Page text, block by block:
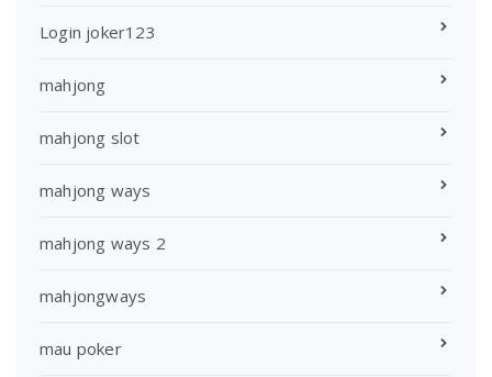
Login joker123
mahjong
mahjong slot
mahjong ways
mahjong ways 2
mahjongways
mau poker